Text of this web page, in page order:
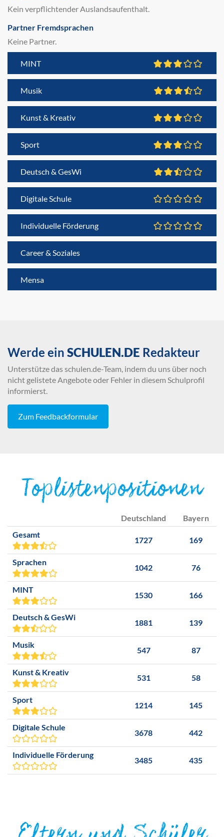
Kein verpflichtender Auslandsaufenthalt.
Partner Fremdsprachen
Keine Partner.
MINT
Musik
Kunst & Kreativ
Sport
Deutsch & GesWi
Digitale Schule
Individuelle Förderung
Career & Soziales
Mensa
Werde ein SCHULEN.DE Redakteur
Unterstütze das schulen.de-Team, indem du uns über noch
nicht gelistete Angebote oder Fehler in diesem Schulprofil
informierst.
Zum Feedbackformular
Toplistenpositionen
Deutschland
Bayern
Gesamt
1727 169
Sprachen
1042 76
MINT
1530 166
Deutsch & GesWi
1881 139
Musik
547 87
Kunst & Kreativ
531 58
Sport
1214 145
Digitale Schule
3678 442
Individuelle Förderung
3485 435